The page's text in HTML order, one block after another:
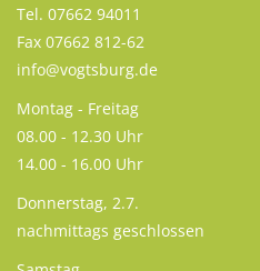
Tel. 07662 94011
Fax 07662 812-62
info@vogtsburg.de
Montag - Freitag
08.00 - 12.30 Uhr
14.00 - 16.00 Uhr
Donnerstag, 2.7.
nachmittags geschlossen